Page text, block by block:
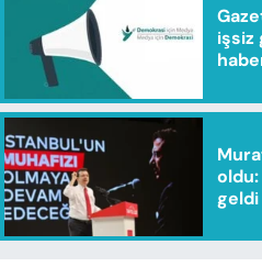
işsiz
oldu:
geldi